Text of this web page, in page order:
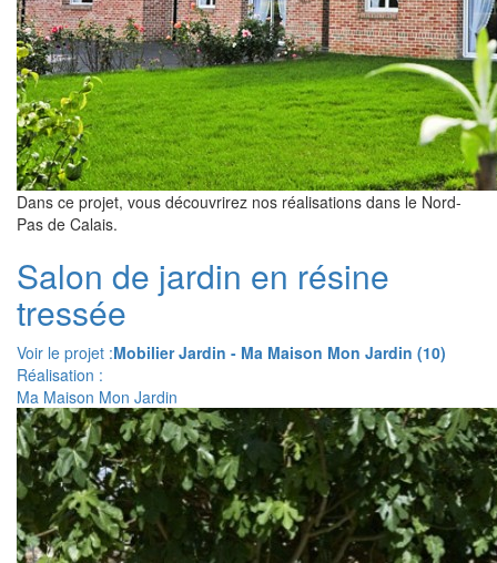
Dans ce projet, vous découvrirez nos réalisations dans le Nord-
Pas de Calais.
Salon de jardin en résine
tressée
Voir le projet :Mobilier Jardin - Ma Maison Mon Jardin (10)
Réalisation :
Ma Maison Mon Jardin